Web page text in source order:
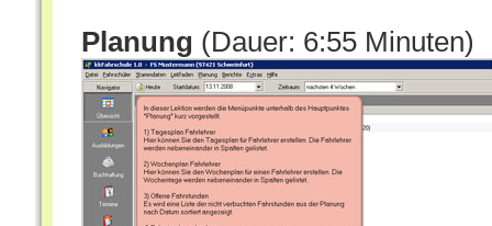
Planung (Dauer: 6:55 Minuten)